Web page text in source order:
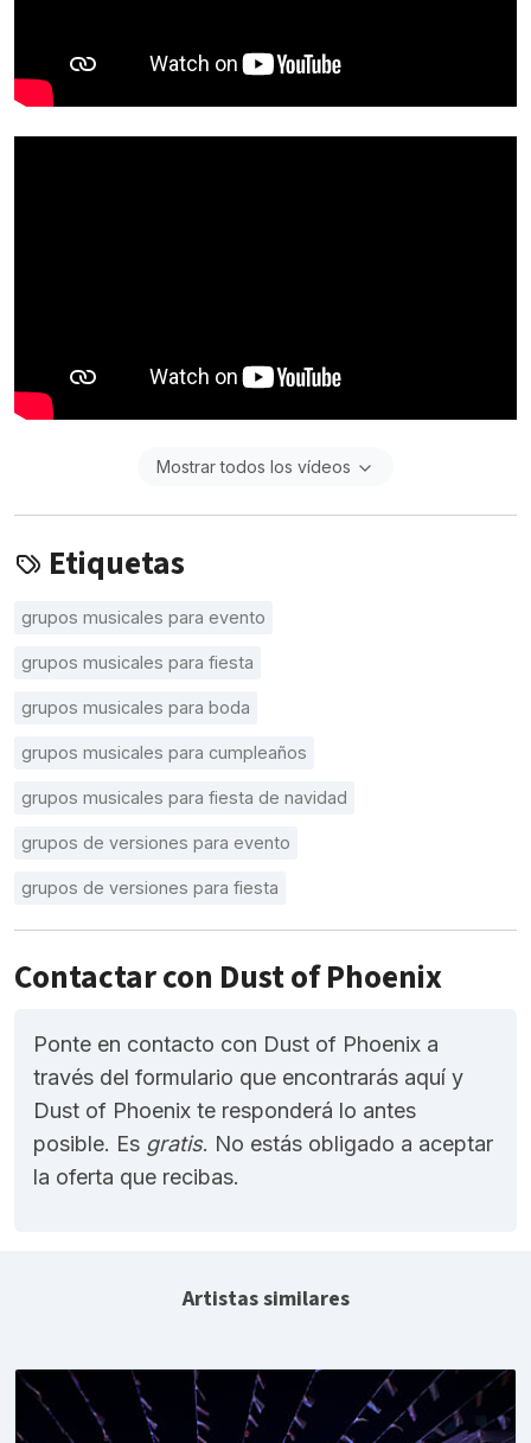
Mostrar todos los vídeos
Etiquetas
grupos musicales para evento
grupos musicales para fiesta
grupos musicales para boda
grupos musicales para cumpleaños
grupos musicales para fiesta de navidad
grupos de versiones para evento
grupos de versiones para fiesta
Contactar con Dust of Phoenix
Ponte en contacto con Dust of Phoenix a
través del formulario que encontrarás aquí y
Dust of Phoenix te responderá lo antes
posible. Es gratis. No estás obligado a aceptar
la oferta que recibas.
Artistas similares